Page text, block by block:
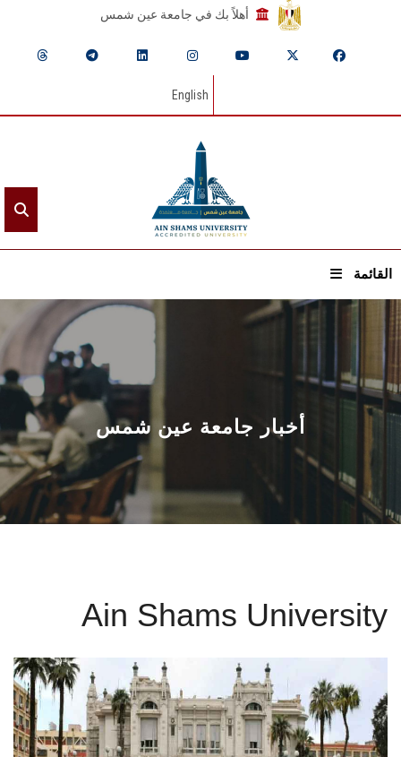
أهلاً بك في جامعة عين شمس
English
القائمة
الرئيسيـة
عن الجامعة
القطاعـات
الشئون الأكاديمية
البحث العلمي
المراكز والوحدات
الأنظمة الذكية
الإعلام
أخبار جامعة عين شمس
Ain Shams University